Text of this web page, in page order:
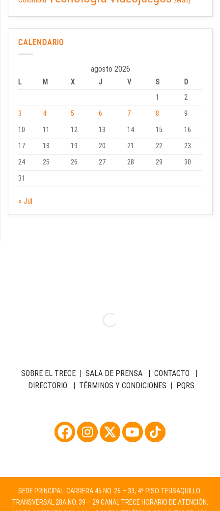
CALENDARIO
agosto 2026
L M X J V S
D
1
2
3
4 5 6 7 8
9
10
11 12 13 14 15
16
17
18 19 20 21 22
23
24
25 26 27 28 29
30
31
« Jul
SOBRE EL TRECE| SALA DE PRENSA| CONTACTO |
DIRECTORIO | TÉRMINOS Y CONDICIONES | PQRS
SEDE PRINCIPAL: CARRERA 45 NO. 26 – 33, 4º PISO TEUSAQUILLO:
TRANSVERSAL 28A NO. 39 – 29 CANAL TRECE HORARIO DE ATENCIÓN: